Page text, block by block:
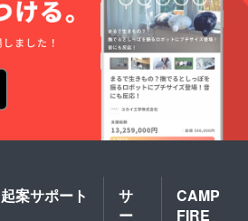
起案サポート
サ
ー
CAMP
FIRE